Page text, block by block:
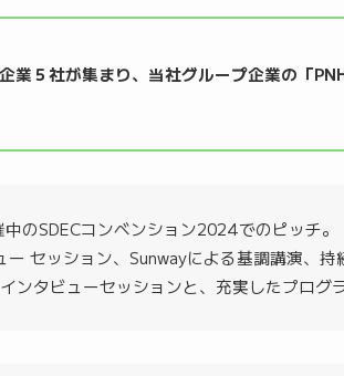
社が集まり、当社グループ企業の「
のSDECコンベンション2024でのピッチ。
セッション、Sunwayによる基調講演、
タビューセッションと、充実したプログ